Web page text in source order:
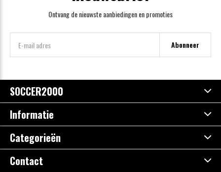
Ontvang de nieuwste aanbiedingen en promoties
Abonneer
SOCCER2000
Informatie
Categorieën
Contact